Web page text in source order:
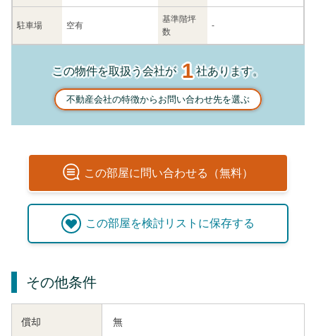
駐車場 空有
基準階坪
数
-
この物件を取扱う会社が1社あります。
不動産会社の特徴からお問い合わせ先を選ぶ
この部屋に問い合わせる（無料）
この部屋を検討リストに保存する
その他条件
償却 無